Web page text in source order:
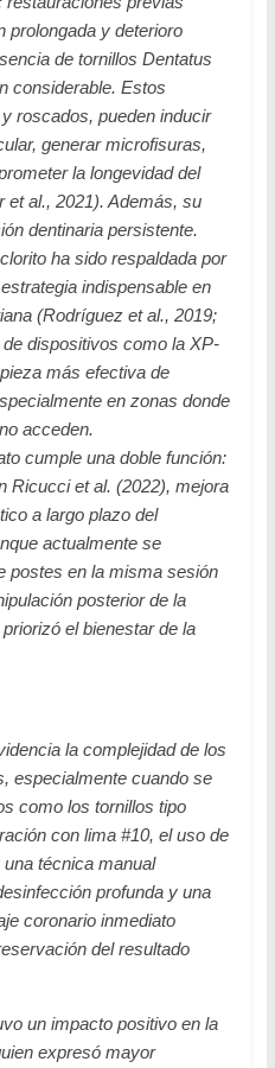
prolongada y deterioro
de tornillos Dentatus
considerable. Estos
roscados, pueden inducir
generar microfisuras,
la longevidad del
et al., 2021). Además, su
dentinaria persistente.
ha sido respaldada por
indispensable en
(Rodríguez et al., 2019;
dispositivos como la XP-
más efectiva de
en zonas donde
acceden.
cumple una doble función:
Ricucci et al. (2022), mejora
a largo plazo del
actualmente se
postes en la misma sesión
posterior de la
el bienestar de la
la complejidad de los
especialmente cuando se
como los tornillos tipo
con lima #10, el uso de
técnica manual
profunda y una
coronario inmediato
del resultado
un impacto positivo en la
expresó mayor